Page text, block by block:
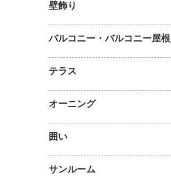
壁飾り
バルコニー・バルコニー屋根
テラス
オーニング
囲い
サンルーム